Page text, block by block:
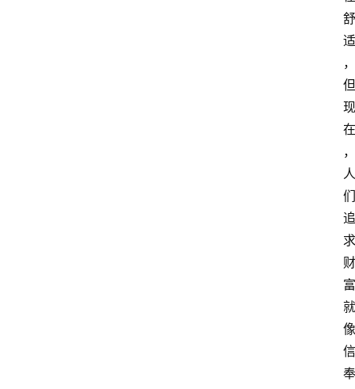
舒
适
，
但
现
在
，
人
们
追
求
财
富
就
像
信
奉